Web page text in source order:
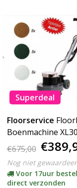
Superdeal
Floorservice
Boenmachine
Pads (Prijsdump)
€675,00
Nog niet
Voor 17uur
direct verzonden